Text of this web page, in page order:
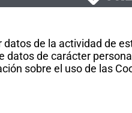
de la actividad de
datos de carácter
sobre el uso de las